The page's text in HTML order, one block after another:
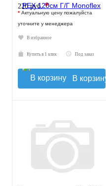
220 руб.*
* Актуальную цену пожалуйста
уточните у менеджера
В избранное
Купить в 1 клик Под заказ
В корзину